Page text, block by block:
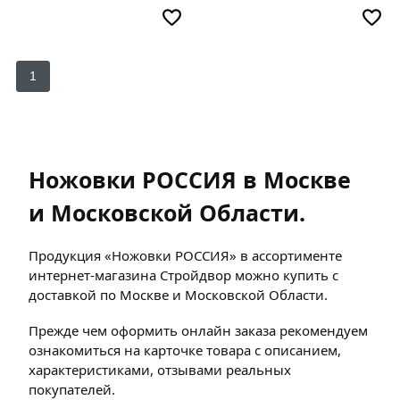
1
Ножовки РОССИЯ в Москве
и Московской Области.
Продукция «Ножовки РОССИЯ» в ассортименте
интернет-магазина Стройдвор можно купить с
доставкой по Москве и Московской Области.
Прежде чем оформить онлайн заказа рекомендуем
ознакомиться на карточке товара с описанием,
характеристиками, отзывами реальных
покупателей.